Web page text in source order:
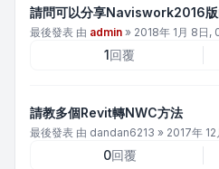
請問可以分享Naviswork2016版
最後發表 由 admin » 2018年 1月 8日,
1回覆
請教多個Revit轉NWC方法
最後發表 由 dandan6213 » 2017年
0回覆